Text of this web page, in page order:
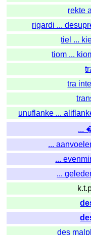
rekte al
rigardi ...
tiel ...
tiom ...
tra
unuflanke ...
...
...
...
...
des